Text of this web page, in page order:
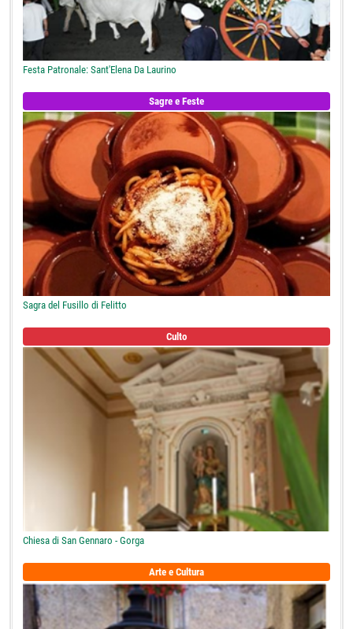
Festa Patronale: Sant'Elena Da Laurino
Sagre e Feste
Sagra del Fusillo di Felitto
Culto
Chiesa di San Gennaro - Gorga
Arte e Cultura